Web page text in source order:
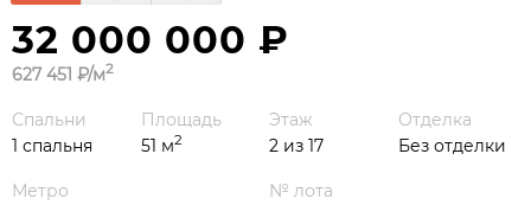
32 000 000 ₽
627 451 ₽/м2
Метро
Этаж
2 из 17
Площадь
51 м2
Спальни
1 спальня
Отделка
Без отделки
№ лота